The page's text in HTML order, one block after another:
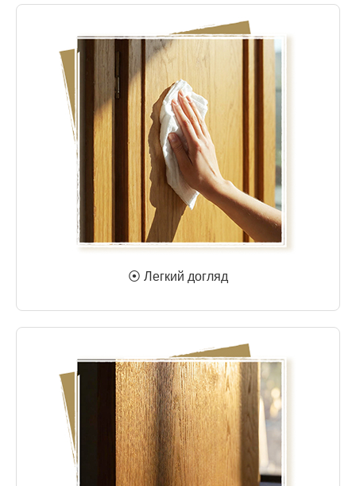
⦿ Легкий догляд